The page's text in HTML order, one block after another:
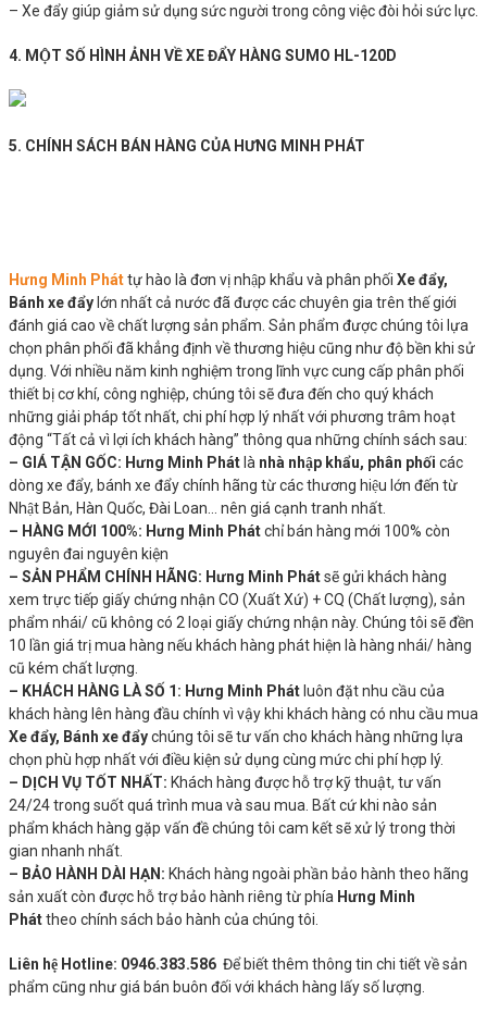
– Xe đẩy giúp giảm sử dụng sức người trong công việc đòi hỏi sức lực.
4. MỘT SỐ HÌNH ẢNH VỀ XE ĐẨY HÀNG SUMO HL-120D
5. CHÍNH SÁCH BÁN HÀNG CỦA HƯNG MINH PHÁT
Hưng Minh Pháttự hào là đơn vị nhập khẩu và phân phối Xe đẩy,
Bánh xe đẩy lớn nhất cả nước đã được các chuyên gia trên thế giới
đánh giá cao về chất lượng sản phẩm. Sản phẩm được chúng tôi lựa
chọn phân phối đã khẳng định về thương hiệu cũng như độ bền khi sử
dụng. Với nhiều năm kinh nghiệm trong lĩnh vực cung cấp phân phối
thiết bị cơ khí, công nghiệp, chúng tôi sẽ đưa đến cho quý khách
những giải pháp tốt nhất, chi phí hợp lý nhất với phương trâm hoạt
động “Tất cả vì lợi ích khách hàng” thông qua những chính sách sau:
– GIÁ TẬN GỐC: Hưng Minh Phát là nhà nhập khẩu, phân phối các
dòng xe đẩy, bánh xe đẩy chính hãng từ các thương hiệu lớn đến từ
Nhật Bản, Hàn Quốc, Đài Loan… nên giá cạnh tranh nhất.
– HÀNG MỚI 100%: Hưng Minh Phátchỉ bán hàng mới 100% còn
nguyên đai nguyên kiện
– SẢN PHẨM CHÍNH HÃNG: Hưng Minh Phátsẽ gửi khách hàng
xem trực tiếp giấy chứng nhận CO (Xuất Xứ) + CQ (Chất lượng), sản
phẩm nhái/ cũ không có 2 loại giấy chứng nhận này. Chúng tôi sẽ đền
10 lần giá trị mua hàng nếu khách hàng phát hiện là hàng nhái/ hàng
cũ kém chất lượng.
– KHÁCH HÀNG LÀ SỐ 1: Hưng Minh Phát luôn đặt nhu cầu của
khách hàng lên hàng đầu chính vì vậy khi khách hàng có nhu cầu mua
Xe đẩy, Bánh xe đẩychúng tôi sẽ tư vấn cho khách hàng những lựa
chọn phù hợp nhất với điều kiện sử dụng cùng mức chi phí hợp lý.
– DỊCH VỤ TỐT NHẤT: Khách hàng được hỗ trợ kỹ thuật, tư vấn
24/24 trong suốt quá trình mua và sau mua. Bất cứ khi nào sản
phẩm khách hàng gặp vấn đề chúng tôi cam kết sẽ xử lý trong thời
gian nhanh nhất.
– BẢO HÀNH DÀI HẠN: Khách hàng ngoài phần bảo hành theo hãng
sản xuất còn được hỗ trợ bảo hành riêng từ phía Hưng Minh
Pháttheo chính sách bảo hành của chúng tôi.
Liên hệ Hotline: 0946.383.586 Để biết thêm thông tin chi tiết về sản
phẩm cũng như giá bán buôn đối với khách hàng lấy số lượng.